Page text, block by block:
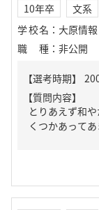
10年卒 文系
学校名 ： 大原情
職種 ： 非公開
【質問内容】
とりあえず和
くつかあって